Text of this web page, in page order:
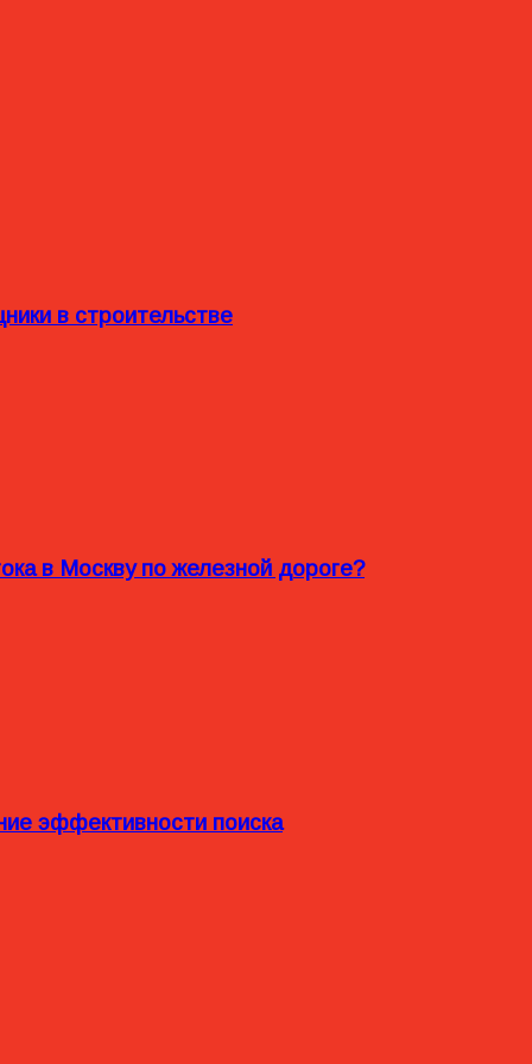
в строительстве
в Москву по железной дороге?
эффективности поиска